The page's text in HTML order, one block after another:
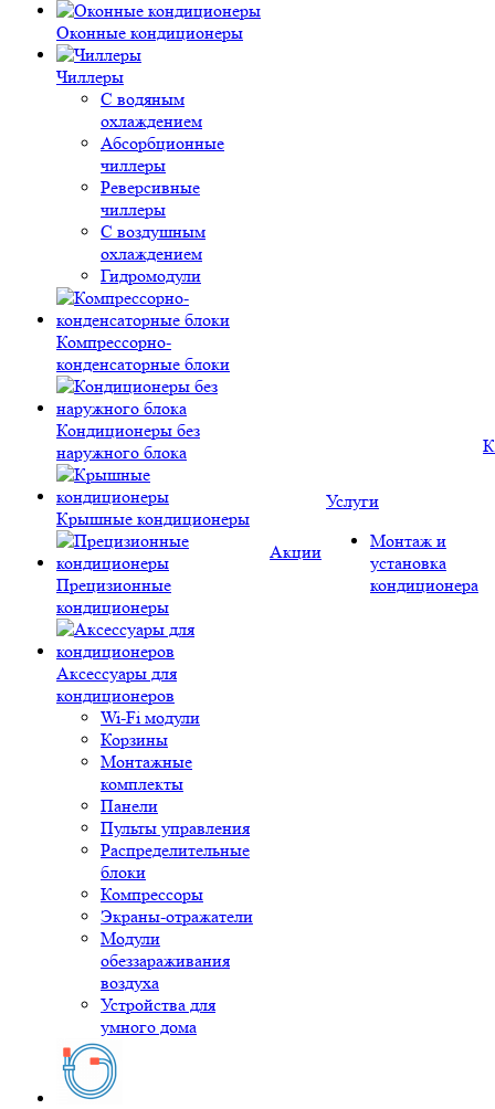
Оконные кондиционеры
Чиллеры
С водяным
охлаждением
Абсорбционные
чиллеры
Реверсивные
чиллеры
С воздушным
охлаждением
Гидромодули
Компрессорно-
конденсаторные блоки
Кондиционеры без
наружного блока
Крышные кондиционеры
Прецизионные
кондиционеры
Аксессуары для
кондиционеров
Wi-Fi модули
Корзины
Монтажные
комплекты
Панели
Пульты управления
Распределительные
блоки
Компрессоры
Экраны-отражатели
Модули
обеззараживания
воздуха
Устройства для
умного дома
Акции
Услуги
Монтаж и
установка
кондиционера